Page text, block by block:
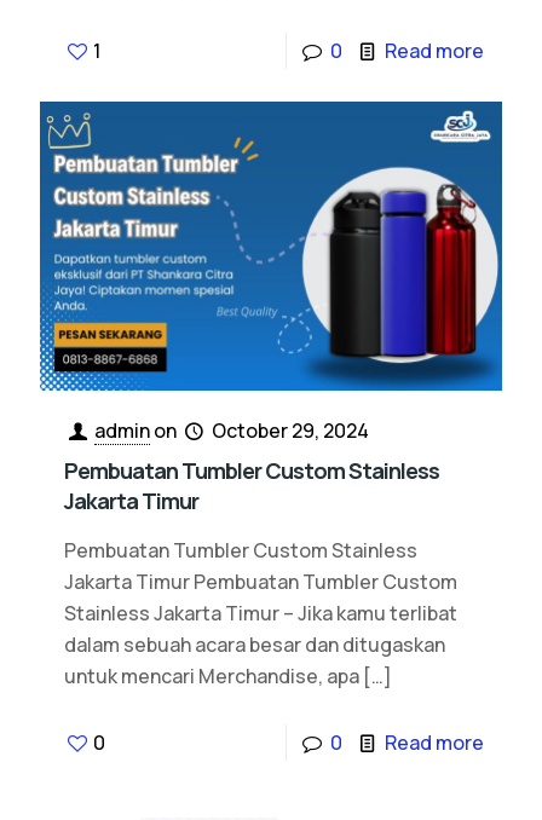
1 0 Read more
adminon October 29, 2024
Pembuatan Tumbler Custom Stainless
Jakarta Timur
Pembuatan Tumbler Custom Stainless
Jakarta Timur Pembuatan Tumbler Custom
Stainless Jakarta Timur – Jika kamu terlibat
dalam sebuah acara besar dan ditugaskan
untuk mencari Merchandise, apa […]
0 0 Read more